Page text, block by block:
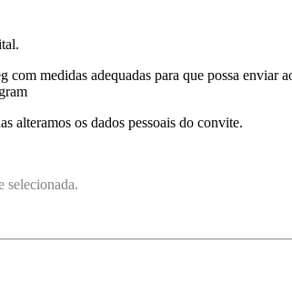
medidas adequadas para que possa enviar
alteramos os dados pessoais do convite.
selecionada.